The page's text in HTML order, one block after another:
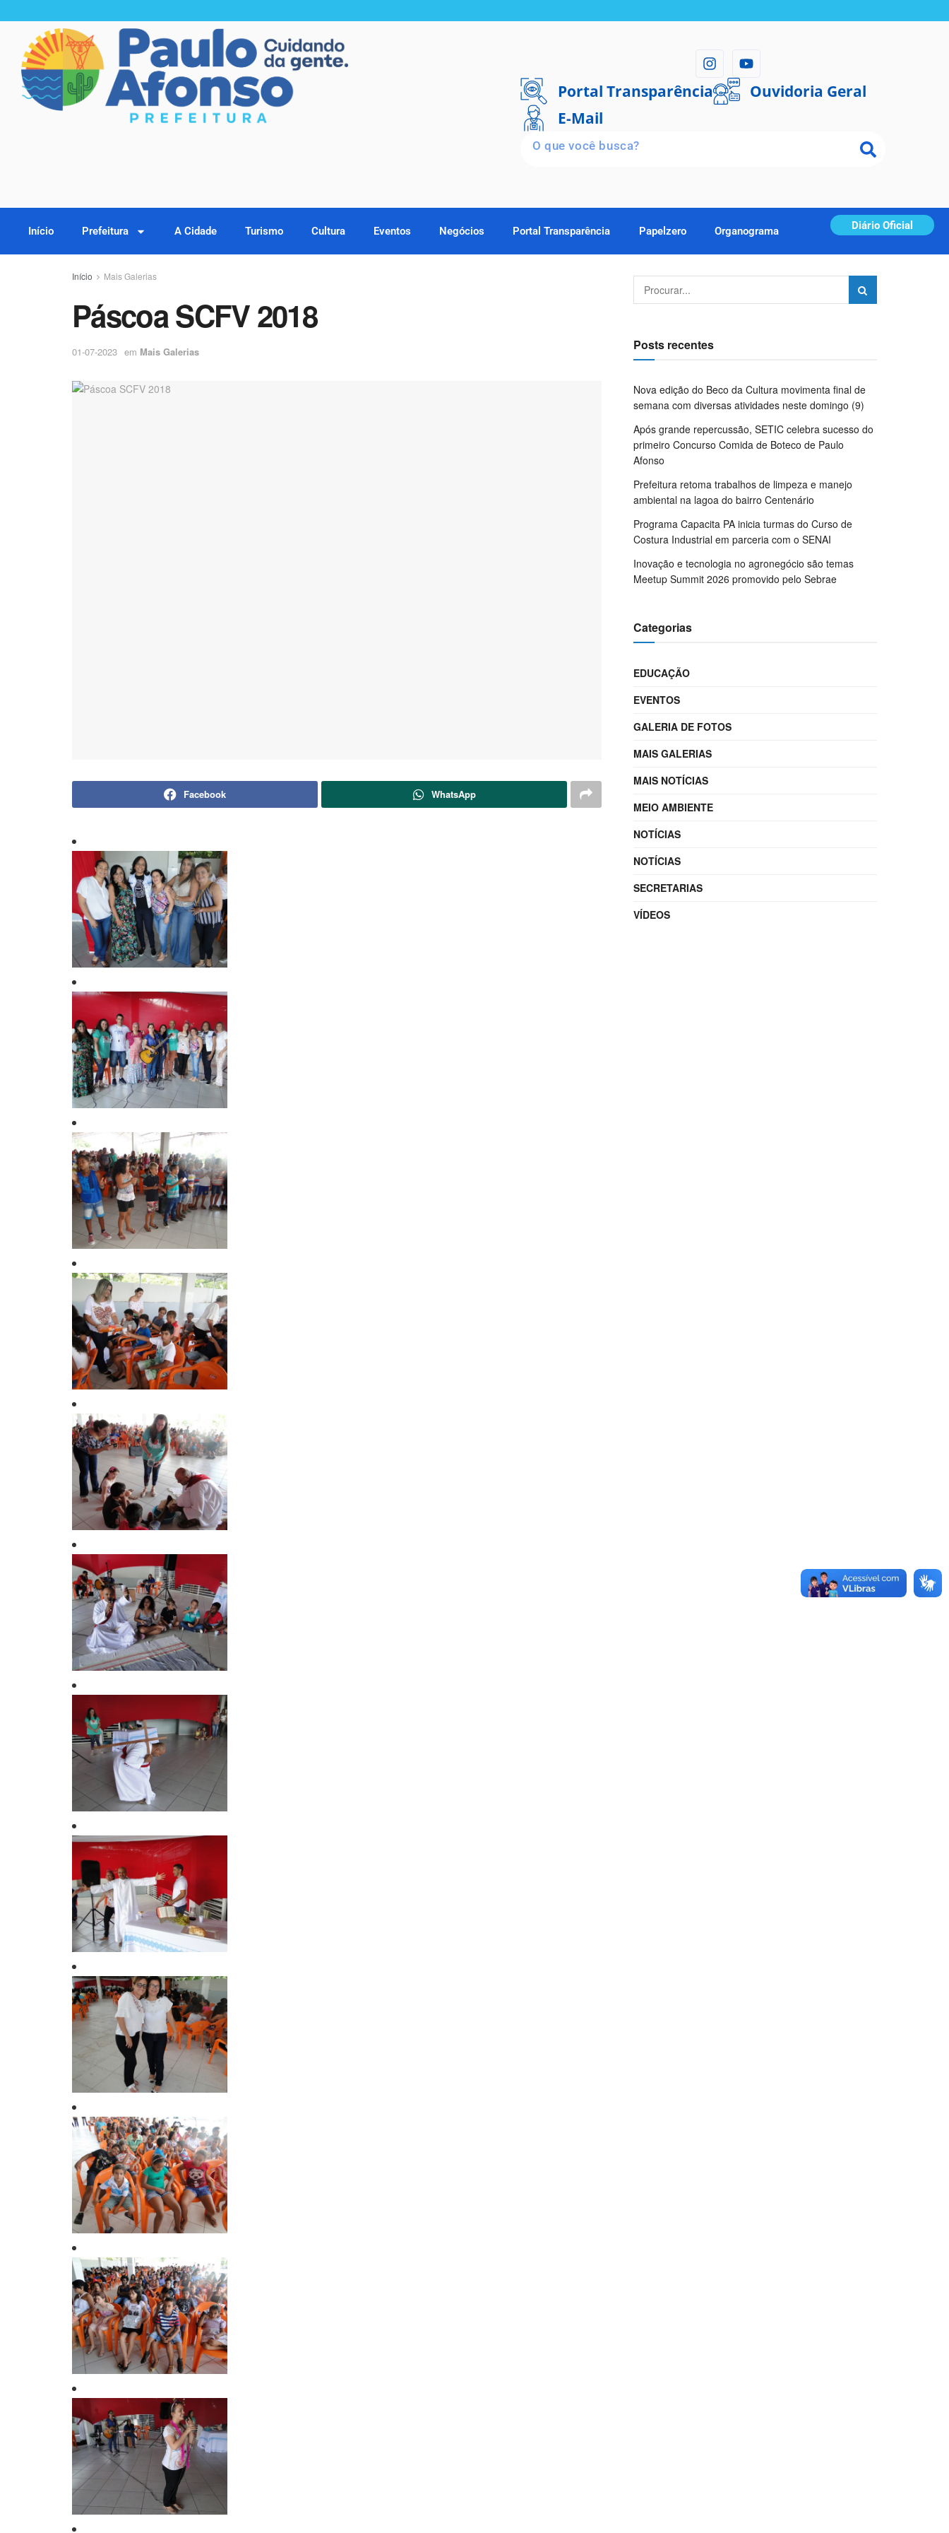
Portal Transparência
Ouvidoria Geral
E-Mail
Início Prefeitura A Cidade Turismo Cultura Eventos Negócios Portal Transparência Papelzero Organograma Diário Oficial
Início Mais Galerias
Páscoa SCFV 2018
01-07-2023 em Mais Galerias
Facebook WhatsApp
Posts recentes
Nova edição do Beco da Cultura movimenta final de
semana com diversas atividades neste domingo (9)
Após grande repercussão, SETIC celebra sucesso do
primeiro Concurso Comida de Boteco de Paulo
Afonso
Prefeitura retoma trabalhos de limpeza e manejo
ambiental na lagoa do bairro Centenário
Programa Capacita PA inicia turmas do Curso de
Costura Industrial em parceria com o SENAI
Inovação e tecnologia no agronegócio são temas
Meetup Summit 2026 promovido pelo Sebrae
Categorias
EDUCAÇÃO
EVENTOS
GALERIA DE FOTOS
MAIS GALERIAS
MAIS NOTÍCIAS
MEIO AMBIENTE
NOTÍCIAS
NOTÍCIAS
SECRETARIAS
VÍDEOS